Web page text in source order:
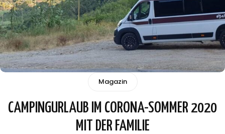
Magazin
CAMPINGURLAUB IM CORONA-SOMMER 2020
MIT DER FAMILIE